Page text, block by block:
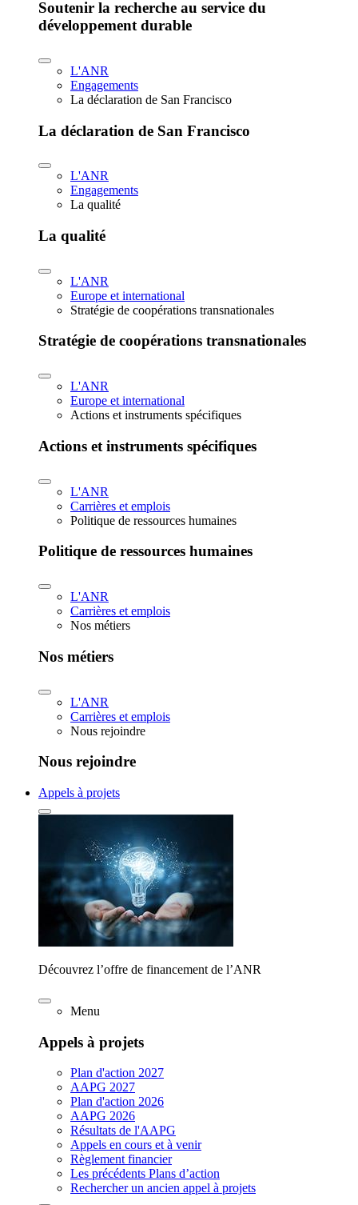
Soutenir la recherche au service du
développement durable
L'ANR
Engagements
La déclaration de San Francisco
La déclaration de San Francisco
L'ANR
Engagements
La qualité
La qualité
L'ANR
Europe et international
Stratégie de coopérations transnationales
Stratégie de coopérations transnationales
L'ANR
Europe et international
Actions et instruments spécifiques
Actions et instruments spécifiques
L'ANR
Carrières et emplois
Politique de ressources humaines
Politique de ressources humaines
L'ANR
Carrières et emplois
Nos métiers
Nos métiers
L'ANR
Carrières et emplois
Nous rejoindre
Nous rejoindre
Appels à projets
Découvrez l’offre de financement de l’ANR
Menu
Appels à projets
Plan d'action 2027
AAPG 2027
Plan d'action 2026
AAPG 2026
Résultats de l'AAPG
Appels en cours et à venir
Règlement financier
Les précédents Plans d’action
Rechercher un ancien appel à projets